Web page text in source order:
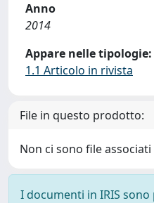
Anno
2014
Appare nelle tipologie:
1.1 Articolo in rivista
File in questo prodotto:
Non ci sono file
I documenti in IRIS